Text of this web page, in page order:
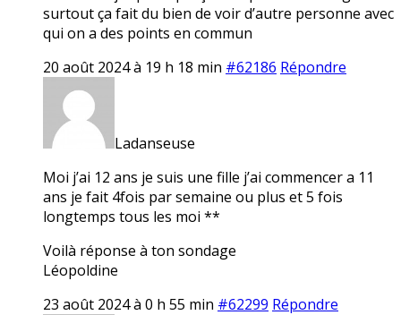
surtout ça fait du bien de voir d’autre personne avec
qui on a des points en commun
20 août 2024 à 19 h 18 min #62186 Répondre
Ladanseuse
Moi j’ai 12 ans je suis une fille j’ai commencer a 11
ans je fait 4fois par semaine ou plus et 5 fois
longtemps tous les moi **
Voilà réponse à ton sondage
Léopoldine
23 août 2024 à 0 h 55 min #62299 Répondre